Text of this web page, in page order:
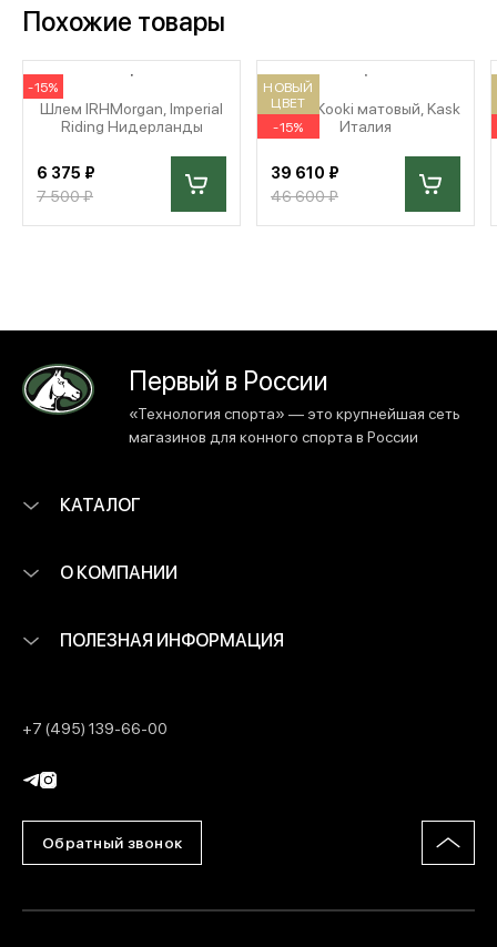
Похожие товары
-15%
Шлем IRHMorgan, Imperial
Riding Нидерланды
6 375 ₽
7 500 ₽
НОВЫЙ
ЦВЕТ
-15%
Шлем Kooki матовый, Kask
Италия
39 610 ₽
46 600 ₽
Первый в России
«Технология спорта» — это крупнейшая сеть
магазинов для конного спорта в России
КАТАЛОГ
О КОМПАНИИ
ПОЛЕЗНАЯ ИНФОРМАЦИЯ
+7 (495) 139-66-00
Обратный звонок